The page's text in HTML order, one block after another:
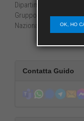
Dipartimento di
Gruppo di lavoro
Nazionale Ordine
Contatta Guido
OK, HO